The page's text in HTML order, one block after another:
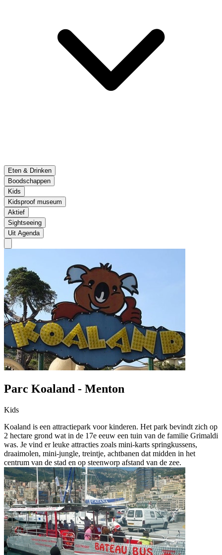
Eten & Drinken
Boodschappen
Kids
Kidsproof museum
Aktief
Sightseeing
Uit Agenda
Parc Koaland - Menton
Kids
Koaland is een attractiepark voor kinderen. Het park bevindt zich op
2 hectare grond wat in de 17e eeuw een tuin van de familie Grimaldi
was. Je vind er leuke attracties zoals mini-karts springkussens,
draaimolen, mini-jungle, treintje, achtbanen dat midden in het
centrum van de stad en op steenworp afstand van de zee.